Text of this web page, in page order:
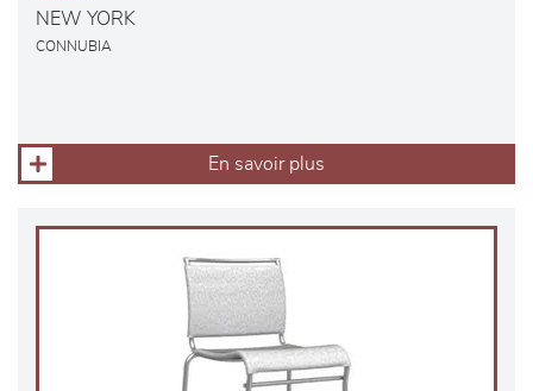
NEW YORK
CONNUBIA
En savoir plus